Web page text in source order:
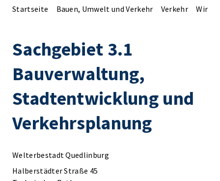
Startseite Bauen, Umwelt und Verkehr Verkehr
Sachgebiet 3.1
Bauverwaltung,
Stadtentwicklung und
Verkehrsplanung
Welterbestadt Quedlinburg
Halberstädter Straße 45